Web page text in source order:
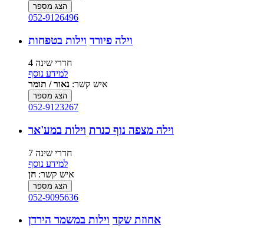
הצג מספר
052-9126496
וילה פיורד וילות בטפחות
4 חדרי שינה
למידע נוסף
איש קשר: נאור / תומר
הצג מספר
052-9123267
וילה מצפה נוף כנרת וילות במע'אר
7 חדרי שינה
למידע נוסף
איש קשר: חן
הצג מספר
052-9095636
אחוזת שקד וילות במשמר הירדן